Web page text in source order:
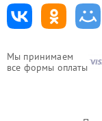
Мы принимаем
все формы оплаты